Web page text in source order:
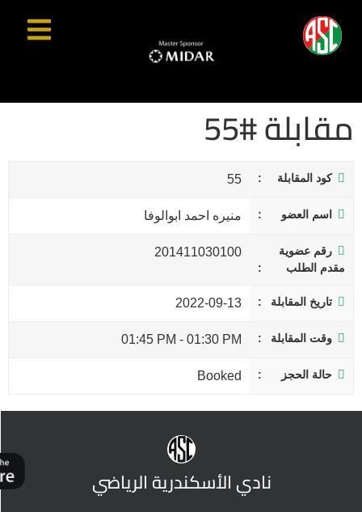
مقابلة #55
كود المقابلة 55
اسم العضو منيره احمد ابوالوفا
رقم عضوية
مقدم الطلب
201411030100
تاريخ المقابلة 2022-09-13
وقت المقابلة 01:30 PM
-
01:45 PM
حالة الحجز Booked
نادي الأسكندرية الرياضي